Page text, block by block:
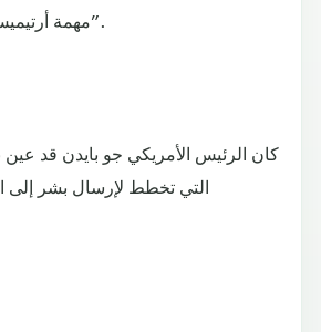
مهمة أرتيميس 3 قبل عام 2025”.
كان الرئيس الأمريكي جو بايدن قد عين
التي تخطط لإرسال بشر إلى